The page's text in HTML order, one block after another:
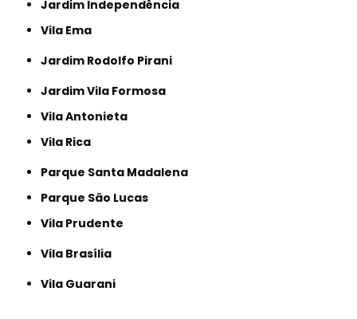
Jardim Independência
Vila Ema
Jardim Rodolfo Pirani
Jardim Vila Formosa
Vila Antonieta
Vila Rica
Parque Santa Madalena
Parque São Lucas
Vila Prudente
Vila Brasília
Vila Guarani